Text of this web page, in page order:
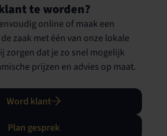
NieuweStroom: heldere
tarieven en betalen naar
toeslagen. Zo hoort energie
te worden?
online of maak een
zaak met één van onze lokale
zorgen dat je zo snel mogelijk
prijzen en advies op maat.
Word klant
Plan gesprek